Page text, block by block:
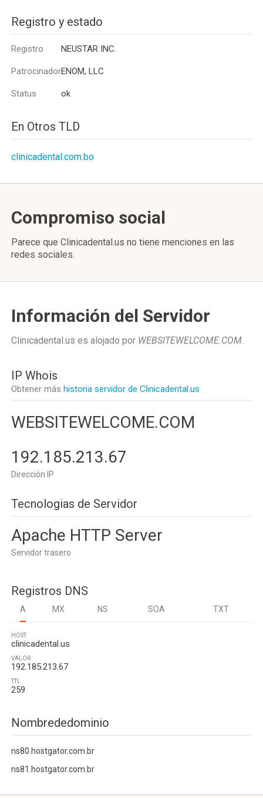
Registro y estado
Registro NEUSTAR INC.
PatrocinadorENOM, LLC
Status ok
En Otros TLD
clinicadental.com.bo
Compromiso social
Parece que Clinicadental.us no tiene menciones en las
redes sociales.
Información del Servidor
Clinicadental.us es alojado por WEBSITEWELCOME.COM.
IP Whois
Obtener más historia servidor de Clinicadental.us
WEBSITEWELCOME.COM
192.185.213.67
Dirección IP
Tecnologias de Servidor
Apache HTTP Server
Servidor trasero
Registros DNS
A MX NS SOA TXT
HOST
clinicadental.us
VALOR
192.185.213.67
TTL
259
Nombrededominio
ns80.hostgator.com.br
ns81.hostgator.com.br